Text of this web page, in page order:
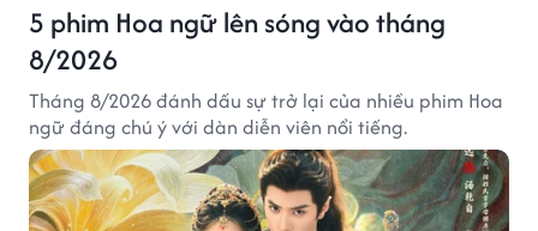
5 phim Hoa ngữ lên sóng vào tháng
8/2026
Tháng 8/2026 đánh dấu sự trở lại của nhiều phim Hoa
ngữ đáng chú ý với dàn diễn viên nổi tiếng.